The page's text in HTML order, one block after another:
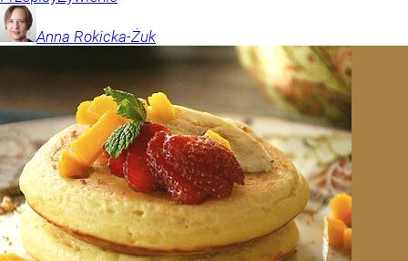
Anna Rokicka-Żuk